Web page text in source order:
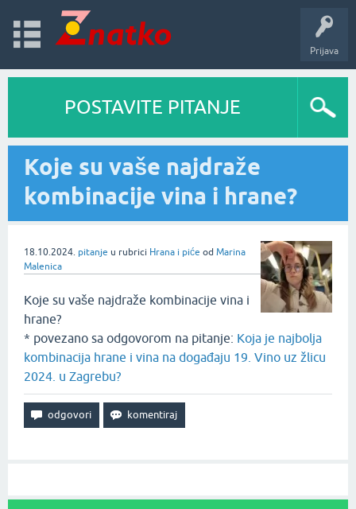
Prijava
POSTAVITE PITANJE
Koje su vaše najdraže
kombinacije vina i hrane?
18.10.2024. pitanje u rubrici Hrana i piće od Marina
Malenica
Koje su vaše najdraže kombinacije vina i
hrane?
* povezano sa odgovorom na pitanje: Koja je najbolja
kombinacija hrane i vina na događaju 19. Vino uz žlicu
2024. u Zagrebu?